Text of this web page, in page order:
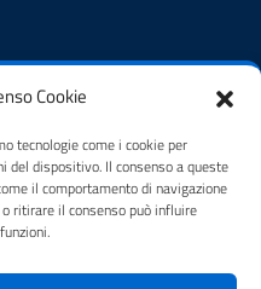
Cookie
tecnologie come i cookie per
del dispositivo. Il consenso a queste
il comportamento di navigazione
ritirare il consenso può influire